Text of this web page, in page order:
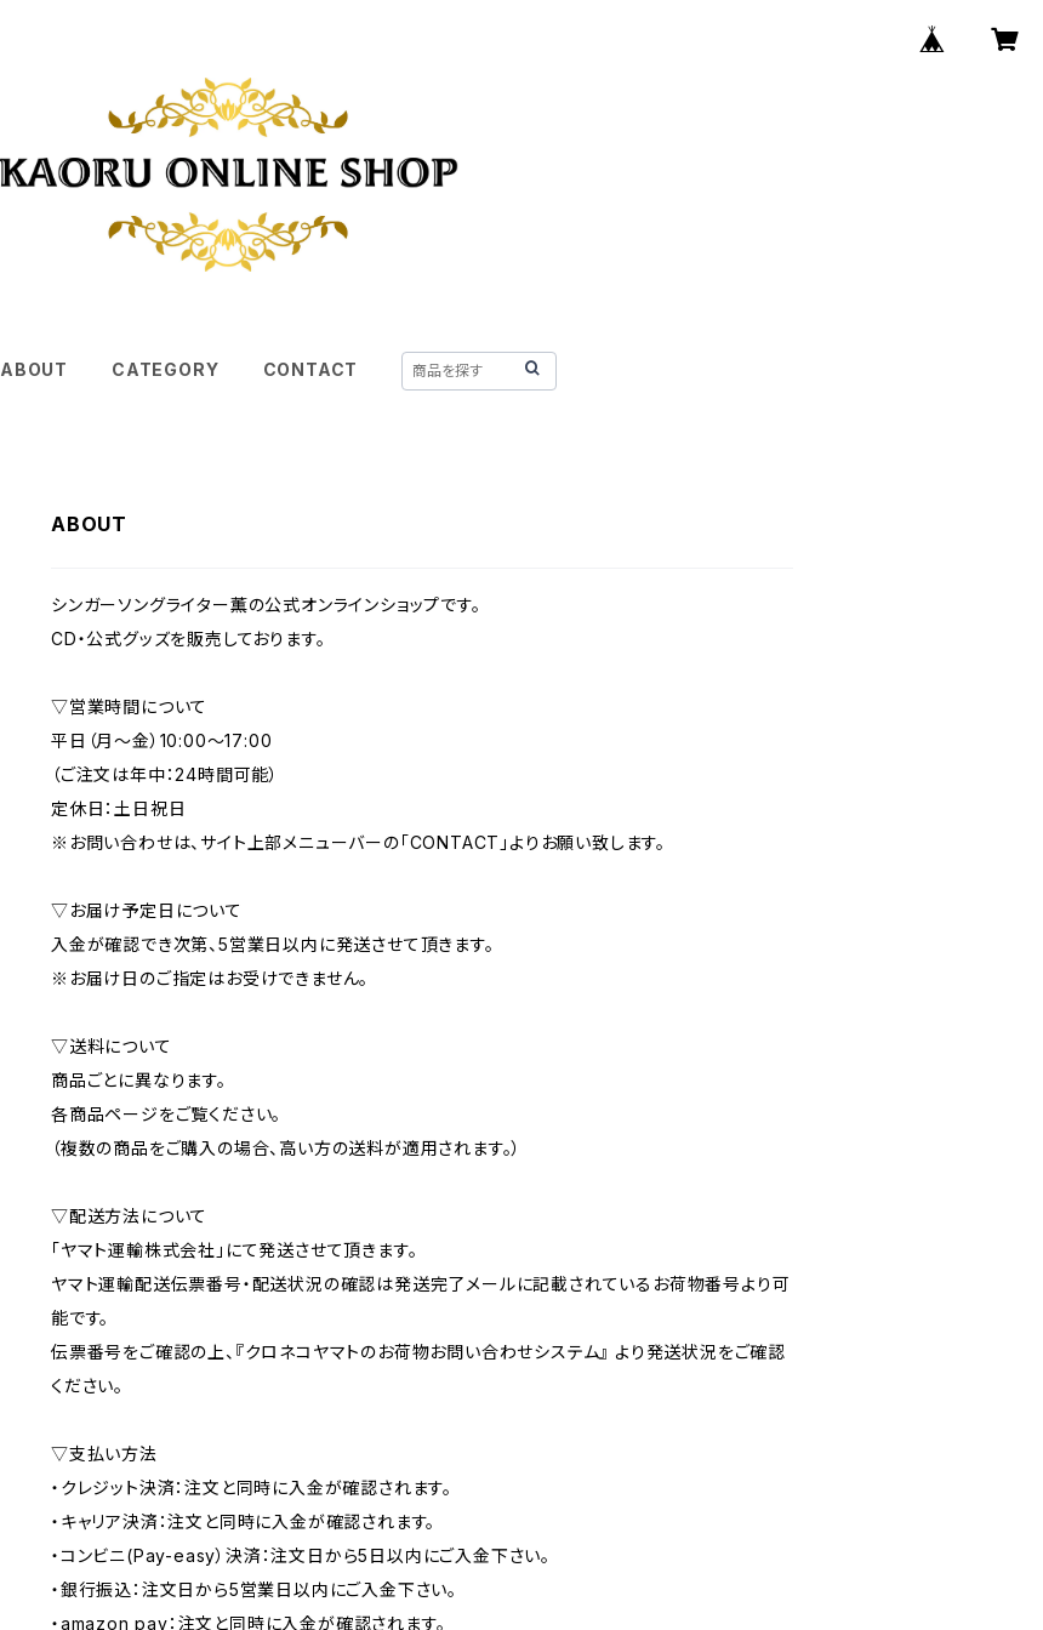
ABOUT CATEGORY CONTACT
ABOUT
シンガーソングライター薫の公式オンラインショップです。
CD・公式グッズを販売しております。
▽営業時間について
平日（月〜金）10:00〜17:00
（ご注文は年中：24時間可能）
定休日：土日祝日
※お問い合わせは、サイト上部メニューバーの「CONTACT」よりお願い致します。
▽お届け予定日について
入金が確認でき次第、5営業日以内に発送させて頂きます。
※お届け日のご指定はお受けできません。
▽送料について
商品ごとに異なります。
各商品ページをご覧ください。
（複数の商品をご購入の場合、高い方の送料が適用されます。）
▽配送方法について
「ヤマト運輸株式会社」にて発送させて頂きます。
ヤマト運輸配送伝票番号・配送状況の確認は発送完了メールに記載されているお荷物番号より可
能です。
伝票番号をご確認の上、『クロネコヤマトのお荷物お問い合わせシステム』 より発送状況をご確認
ください。
▽支払い方法
・クレジット決済：注文と同時に入金が確認されます。
・キャリア決済：注文と同時に入金が確認されます。
・コンビニ(Pay-easy）決済：注文日から5日以内にご入金下さい。
・銀行振込：注文日から5営業日以内にご入金下さい。
・amazon pay：注文と同時に入金が確認されます。